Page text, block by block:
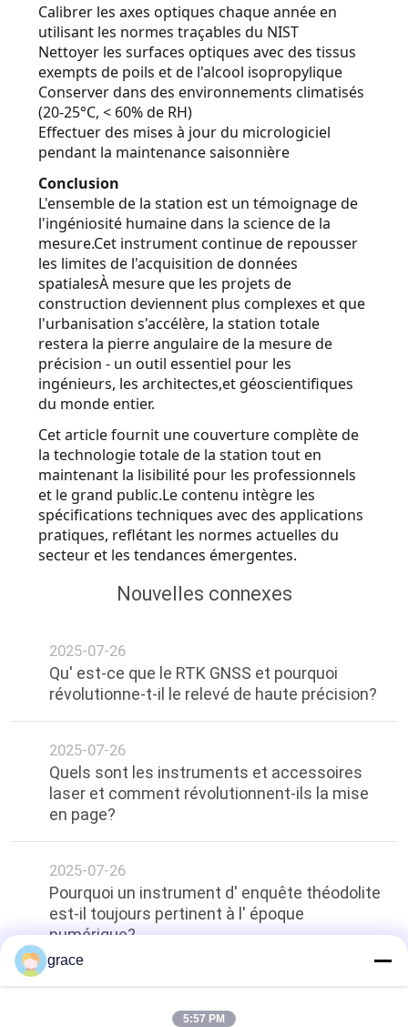
Calibrer les axes optiques chaque année en
utilisant les normes traçables du NIST
Nettoyer les surfaces optiques avec des tissus
exempts de poils et de l'alcool isopropylique
Conserver dans des environnements climatisés
(20-25°C, < 60% de RH)
Effectuer des mises à jour du micrologiciel
pendant la maintenance saisonnière
Conclusion
L'ensemble de la station est un témoignage de
l'ingéniosité humaine dans la science de la
mesure.Cet instrument continue de repousser
les limites de l'acquisition de données
spatialesÀ mesure que les projets de
construction deviennent plus complexes et que
l'urbanisation s'accélère, la station totale
restera la pierre angulaire de la mesure de
précision - un outil essentiel pour les
ingénieurs, les architectes,et géoscientifiques
du monde entier.
Cet article fournit une couverture complète de
la technologie totale de la station tout en
maintenant la lisibilité pour les professionnels
et le grand public.Le contenu intègre les
spécifications techniques avec des applications
pratiques, reflétant les normes actuelles du
secteur et les tendances émergentes.
Nouvelles connexes
2025-07-26
Qu' est-ce que le RTK GNSS et pourquoi
révolutionne-t-il le relevé de haute précision?
2025-07-26
Quels sont les instruments et accessoires
laser et comment révolutionnent-ils la mise
en page?
2025-07-26
Pourquoi un instrument d' enquête théodolite
est-il toujours pertinent à l' époque
numérique?
top
grace
5:57 PM